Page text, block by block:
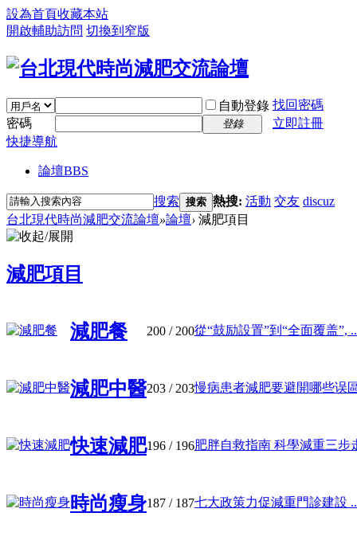
設為首頁收藏本站
開啟輔助訪問 切換到窄版
自動登錄 找回密碼
密碼
登錄
立即註冊
快捷導航
論壇BBS
搜索 搜索 熱搜: 活動 交友 discuz
台北現代時尚減肥交流論壇»論壇› 減肥項目
減肥項目
減肥餐 200 / 200從“鼓励設置”到“全面覆盖”,
減肥中醫203 / 203慢病患者減肥要避開哪些误
快速減肥196 / 196肥胖自救指南 科學減重三步
時尚瘦身187 / 187七大政策力促減重門診建設